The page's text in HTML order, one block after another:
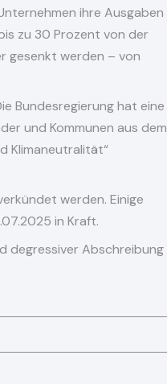
ihre Ausgaben
zu 30 Prozent von der
gesenkt werden – von
Bundesregierung hat eine
und Kommunen aus dem
Klimaneutralität“
werden. Einige
in Kraft.
degressiver Abschreibung